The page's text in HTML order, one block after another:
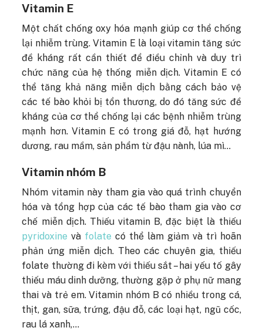
Vitamin E
Một chất chống oxy hóa mạnh giúp cơ thể chống
lại nhiễm trùng. Vitamin E là loại vitamin tăng sức
đề kháng rất cần thiết để điều chỉnh và duy trì
chức năng của hệ thống miễn dịch. Vitamin E có
thể tăng khả năng miễn dịch bằng cách bảo vệ
các tế bào khỏi bị tổn thương, do đó tăng sức đề
kháng của cơ thể chống lại các bệnh nhiễm trùng
mạnh hơn. Vitamin E có trong giá đỗ, hạt hướng
dương, rau mầm, sản phẩm từ đậu nành, lúa mì…
Vitamin nhóm B
Nhóm vitamin này tham gia vào quá trình chuyển
hóa và tổng hợp của các tế bào tham gia vào cơ
chế miễn dịch. Thiếu vitamin B, đặc biệt là thiếu
pyridoxine và folate có thể làm giảm và trì hoãn
phản ứng miễn dịch. Theo các chuyên gia, thiếu
folate thường đi kèm với thiếu sắt – hai yếu tố gây
thiếu máu dinh dưỡng, thường gặp ở phụ nữ mang
thai và trẻ em.Vitamin nhóm B có nhiều trong cá,
thịt, gan, sữa, trứng, đậu đỗ, các loại hạt, ngũ cốc,
rau lá xanh,…